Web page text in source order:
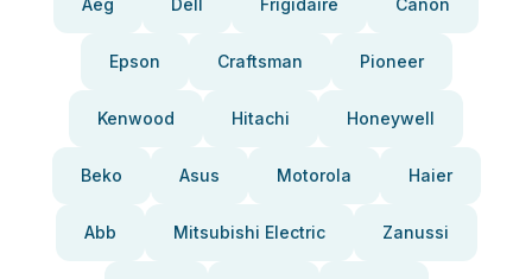
Aeg Dell Frigidaire Canon
Epson Craftsman Pioneer
Kenwood Hitachi Honeywell
Beko Asus Motorola Haier
Abb Mitsubishi Electric Zanussi